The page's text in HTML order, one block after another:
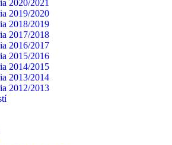
2020/2021
2019/2020
2018/2019
2017/2018
2016/2017
2015/2016
2014/2015
2013/2014
2012/2013